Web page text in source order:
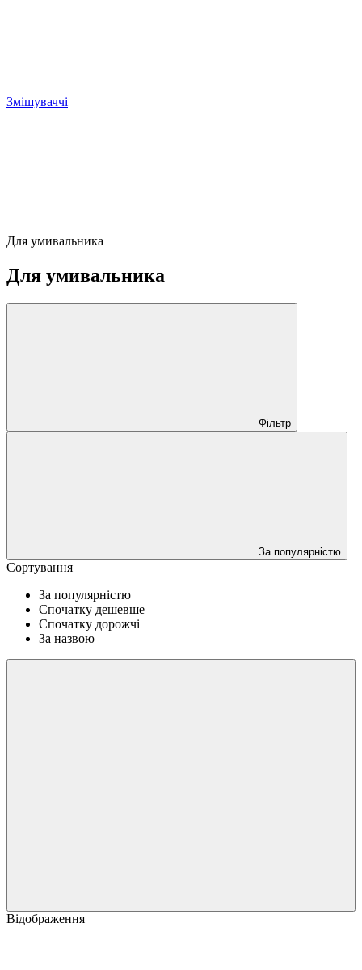
Змішуваччі
Для умивальника
Для умивальника
Фільтр
За популярністю
Сортування
За популярністю
Спочатку дешевше
Спочатку дорожчі
За назвою
Відображення